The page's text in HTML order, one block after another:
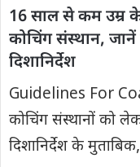
16 साल से कम उम्र
कोचिंग संस्थान, जानें
दिशानिर्देश
Guidelines For
कोचिंग संस्थानों को
दिशानिर्देश के